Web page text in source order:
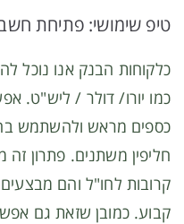
טיפ שימושי: פתיחת
כלקוחות הבנק אנו נוכל
כמו יורו/ דולר / ליש"ט.
כספים מראש ולהשתמש
חליפין משתנים. פתרון
קרובות לחו"ל והם
קבוע. כמובן שזאת גם